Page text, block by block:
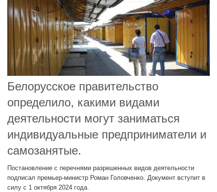
Белорусское правительство
определило, какими видами
деятельности могут заниматься
индивидуальные предприниматели и
самозанятые.
Постановление с перечнями разрешенных видов деятельности
подписал премьер-министр Роман Головченко. Документ вступит в
силу с 1 октября 2024 года.